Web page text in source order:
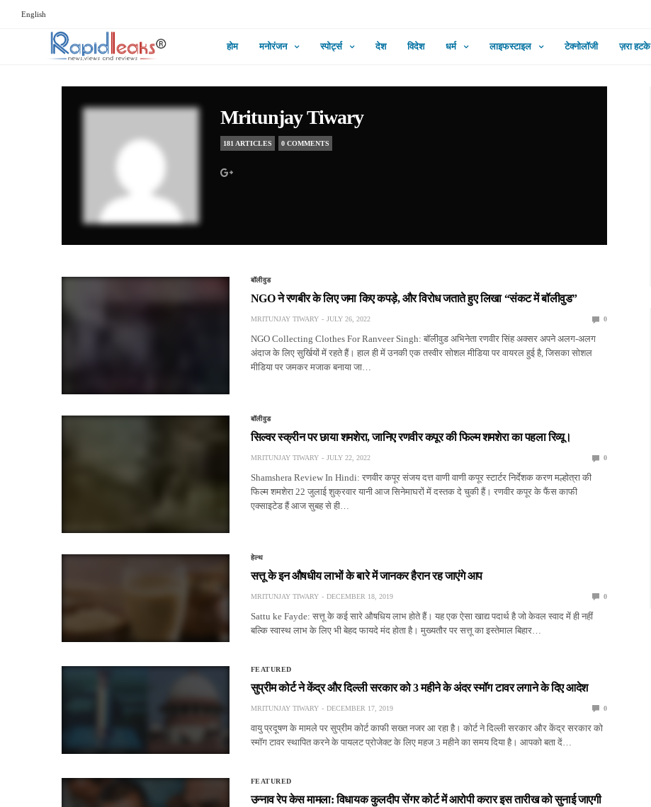
English
होम मनोरंजन स्पोर्ट्स देश विदेश धर्म लाइफस्टाइल टेक्नोलॉजी ज़रा हटके
Mritunjay Tiwary
181 ARTICLES 0 COMMENTS
बॉलीवुड
NGO ने रणबीर के लिए जमा किए कपड़े, और विरोध जताते हुए लिखा “संकट में बॉलीवुड”
MRITUNJAY TIWARY JULY 26, 2022 0
NGO Collecting Clothes For Ranveer Singh: बॉलीवुड अभिनेता रणवीर सिंह अक्सर अपने अलग-अलग
अंदाज के लिए सुर्खियों में रहते हैं। हाल ही में उनकी एक तस्वीर सोशल मीडिया पर वायरल हुई है, जिसका सोशल
मीडिया पर जमकर मजाक बनाया जा…
बॉलीवुड
सिल्वर स्क्रीन पर छाया शमशेरा, जानिए रणवीर कपूर की फिल्म शमशेरा का पहला रिव्यू।
MRITUNJAY TIWARY JULY 22, 2022 0
Shamshera Review In Hindi: रणवीर कपूर संजय दत्त वाणी वाणी कपूर स्टार्टर निर्देशक करण मल्होत्रा की
फिल्म शमशेरा 22 जुलाई शुक्रवार यानी आज सिनेमाघरों में दस्तक दे चुकी हैं। रणवीर कपूर के फैंस काफी
एक्साइटेड हैं आज सुबह से ही…
हेल्थ
सत्तू के इन औषधीय लाभों के बारे में जानकर हैरान रह जाएंगे आप
MRITUNJAY TIWARY DECEMBER 18, 2019 0
Sattu ke Fayde: सत्तू के कई सारे औषधिय लाभ होते हैं। यह एक ऐसा खाद्य पदार्थ है जो केवल स्वाद में ही नहीं
बल्कि स्वास्थ लाभ के लिए भी बेहद फायदे मंद होता है। मुख्यतौर पर सत्तू का इस्तेमाल बिहार…
FEATURED
सुप्रीम कोर्ट ने केंद्र और दिल्ली सरकार को 3 महीने के अंदर स्मॉग टावर लगाने के दिए आदेश
MRITUNJAY TIWARY DECEMBER 17, 2019 0
वायु प्रदूषण के मामले पर सुप्रीम कोर्ट काफी सख्त नजर आ रहा है। कोर्ट ने दिल्ली सरकार और केंद्र सरकार को
स्मॉग टावर स्थापित करने के पायलट प्रोजेक्ट के लिए महज 3 महीने का समय दिया है। आपको बता दें…
FEATURED
उन्नाव रेप केस मामला: विधायक कुलदीप सेंगर कोर्ट में आरोपी करार इस तारीख को सुनाई जाएगी